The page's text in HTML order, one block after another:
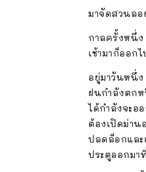
มาจัดสวนลอ
กาลครั้งหนึ่
เช้ามาก็ออก
อยู่มาวันหนึ่ง
ฝนกำลังตกห
ได้กำลังจะอ
ต้องเปิดม่าน
ปลดล็อกและ
ประตูออกมา